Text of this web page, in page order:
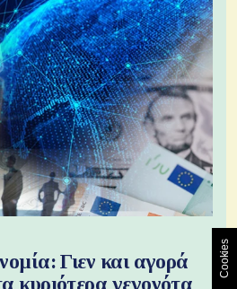
Γιεν και αγορά
κυριότερα γεγονότα
Cookies